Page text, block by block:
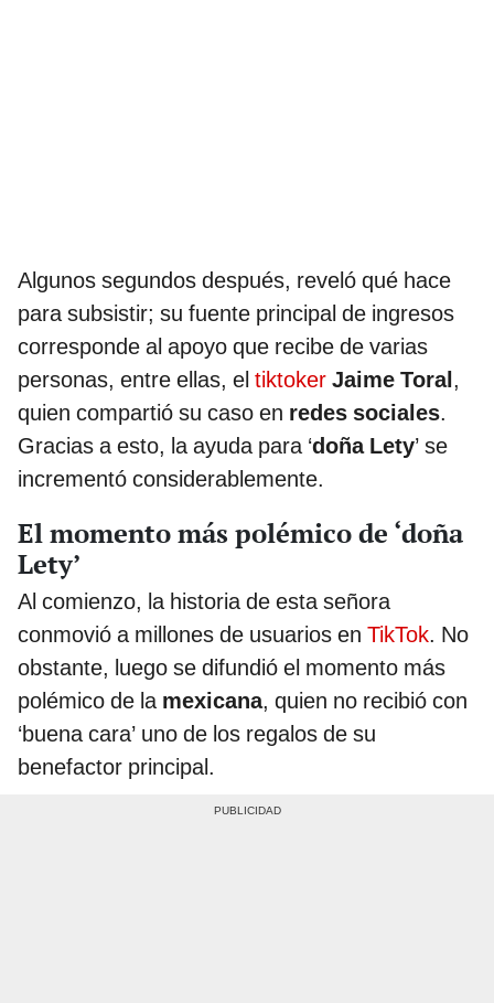
Algunos segundos después, reveló qué hace
para subsistir; su fuente principal de ingresos
corresponde al apoyo que recibe de varias
personas, entre ellas, el tiktoker Jaime Toral,
quien compartió su caso en redes sociales.
Gracias a esto, la ayuda para ‘doña Lety’ se
incrementó considerablemente.
El momento más polémico de ‘doña
Lety’
Al comienzo, la historia de esta señora
conmovió a millones de usuarios en TikTok. No
obstante, luego se difundió el momento más
polémico de la mexicana, quien no recibió con
‘buena cara’ uno de los regalos de su
benefactor principal.